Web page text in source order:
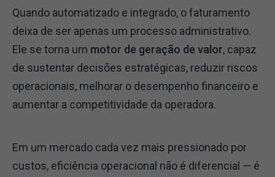
Quando automatizado e integrado, o faturamento
deixa de ser apenas um processo administrativo.
Ele se torna um motor de geração de valor, capaz
de sustentar decisões estratégicas, reduzir riscos
operacionais, melhorar o desempenho financeiro e
aumentar a competitividade da operadora.
Em um mercado cada vez mais pressionado por
custos, eficiência operacional não é diferencial — é